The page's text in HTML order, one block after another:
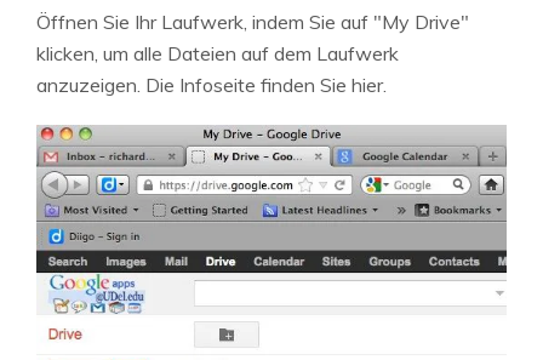
Öffnen Sie Ihr Laufwerk, indem Sie auf "My Drive"
klicken, um alle Dateien auf dem Laufwerk
anzuzeigen. Die Infoseite finden Sie hier.